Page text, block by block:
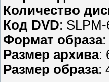
Количество
Код DVD:
Формат образа:
Размер архива:
Размер образа: